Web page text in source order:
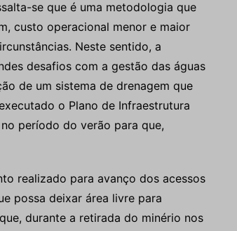
se que é uma metodologia que
custo operacional menor e maior
Neste sentido, a
desafios com a gestão das águas
de um sistema de drenagem que
o Plano de Infraestrutura
período do verão para que,
realizado para avanço dos acessos
possa deixar área livre para
durante a retirada do minério nos